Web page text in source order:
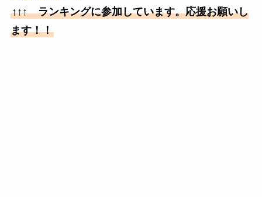
↑↑↑ ランキングに参加しています。応援お願いし
ます！！